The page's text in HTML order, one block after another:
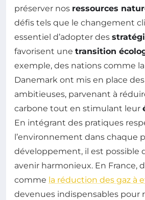
préserver nos ressources
défis tels que le changement
essentiel d’adopter des
favorisent une transition
exemple, des nations comme
Danemark ont mis en place
ambitieuses, parvenant à
carbone tout en stimulant leur
En intégrant des pratiques
l’environnement dans chaque
développement, il est possible
avenir harmonieux. En France,
comme la réduction des gaz à
devenues indispensables pour